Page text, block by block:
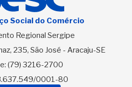
Social do Comércio
Regional Sergipe
235, São José - Aracaju-SE
(79) 3216-2700
0001-80